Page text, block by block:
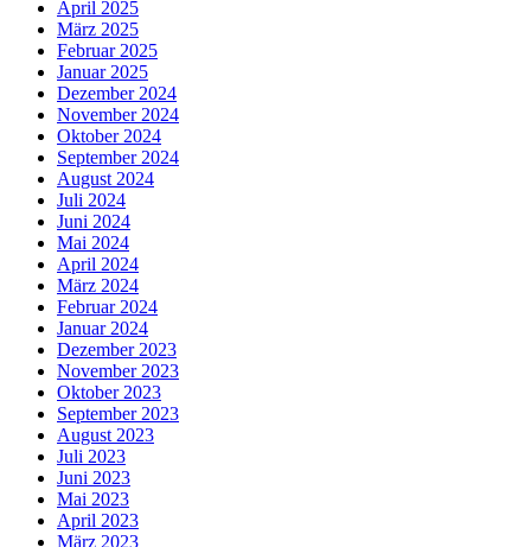
April 2025
März 2025
Februar 2025
Januar 2025
Dezember 2024
November 2024
Oktober 2024
September 2024
August 2024
Juli 2024
Juni 2024
Mai 2024
April 2024
März 2024
Februar 2024
Januar 2024
Dezember 2023
November 2023
Oktober 2023
September 2023
August 2023
Juli 2023
Juni 2023
Mai 2023
April 2023
März 2023